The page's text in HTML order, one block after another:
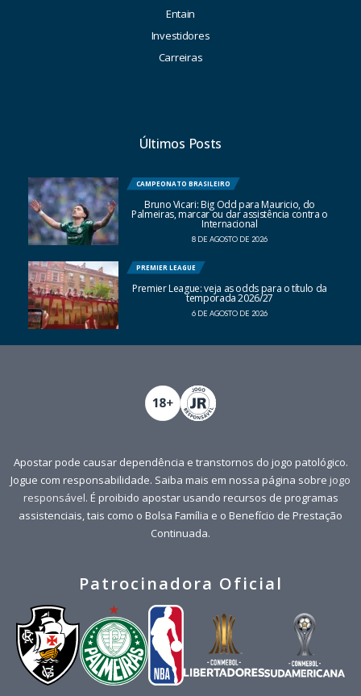
Entain
Investidores
Carreiras
Últimos Posts
CAMPEONATO BRASILEIRO
Bruno Vicari: Big Odd para Mauricio, do
Palmeiras, marcar ou dar assistência contra o
Internacional
8 DE AGOSTO DE 2026
PREMIER LEAGUE
Premier League: veja as odds para o título da
temporada 2026/27
6 DE AGOSTO DE 2026
Apostar pode causar dependência e transtornos do jogo patológico.
Jogue com responsabilidade. Saiba mais em nossa página sobre jogo
responsável. É proibido apostar usando recursos de programas
assistenciais, tais como o Bolsa Família e o Benefício de Prestação
Continuada.
Patrocinadora Oficial